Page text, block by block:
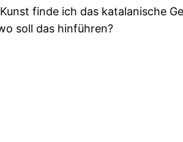
finde ich das katalanische
soll das hinführen?